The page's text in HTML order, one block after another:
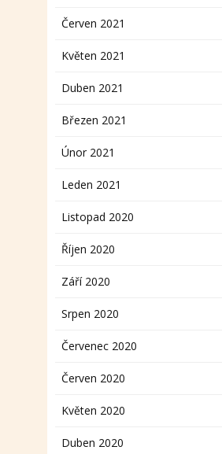
Červen 2021
Květen 2021
Duben 2021
Březen 2021
Únor 2021
Leden 2021
Listopad 2020
Říjen 2020
Září 2020
Srpen 2020
Červenec 2020
Červen 2020
Květen 2020
Duben 2020